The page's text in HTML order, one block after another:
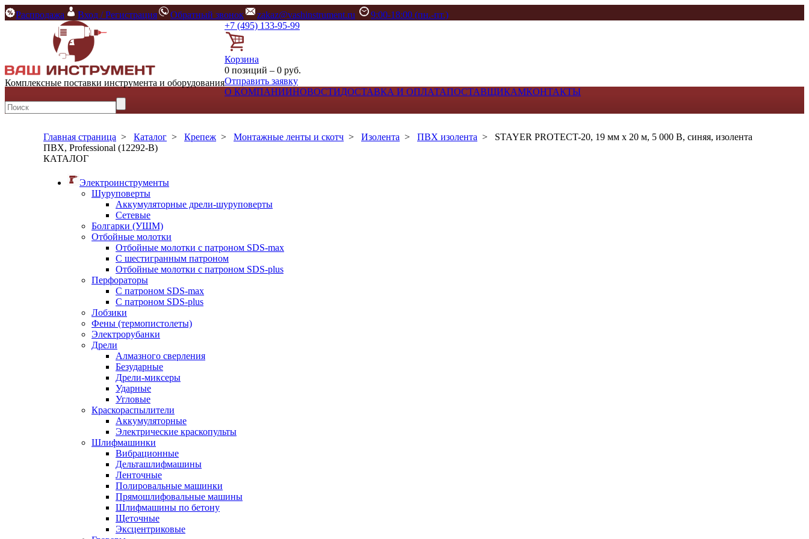
Распродажа Вход / Регистрация Обратный звонок zakaz@vashinstrument.ru 9:00-18:00 (пн.-пт.)
Комплексные поставки инструмента и оборудования
+7 (495) 133-95-99
Корзина
0 позиций – 0 руб.
Отправить заявку
О КОМПАНИИНОВОСТИДОСТАВКА И ОПЛАТАПОСТАВЩИКАМКОНТАКТЫ
Главная страница > Каталог > Крепеж > Монтажные ленты и скотч > Изолента > ПВХ изолента > STAYER PROTECT-20, 19 мм х 20 м, 5 000 В, синяя, изолента
ПВХ, Professional (12292-B)
КАТАЛОГ
Электроинструменты
Шуруповерты
Аккумуляторные дрели-шуруповерты
Сетевые
Болгарки (УШМ)
Отбойные молотки
Отбойные молотки с патроном SDS-max
С шестигранным патроном
Отбойные молотки с патроном SDS-plus
Перфораторы
С патроном SDS-max
С патроном SDS-plus
Лобзики
Фены (термопистолеты)
Электрорубанки
Дрели
Алмазного сверления
Безударные
Дрели-миксеры
Ударные
Угловые
Краскораспылители
Аккумуляторные
Электрические краскопульты
Шлифмашинки
Вибрационные
Дельташлифмашины
Ленточные
Полировальные машинки
Прямошлифовальные машины
Шлифмашины по бетону
Щеточные
Эксцентриковые